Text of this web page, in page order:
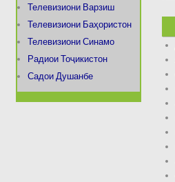
Телевизиони Варзиш
Телевизиони Баҳористон
Телевизиони Синамо
Радиои Тоҷикистон
Садои Душанбе